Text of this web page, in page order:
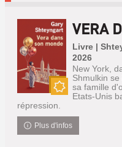
VERA
Livre |
2026
New York,
Shmulkin
sa famille
Etats-Unis
répression.
Plus d'infos